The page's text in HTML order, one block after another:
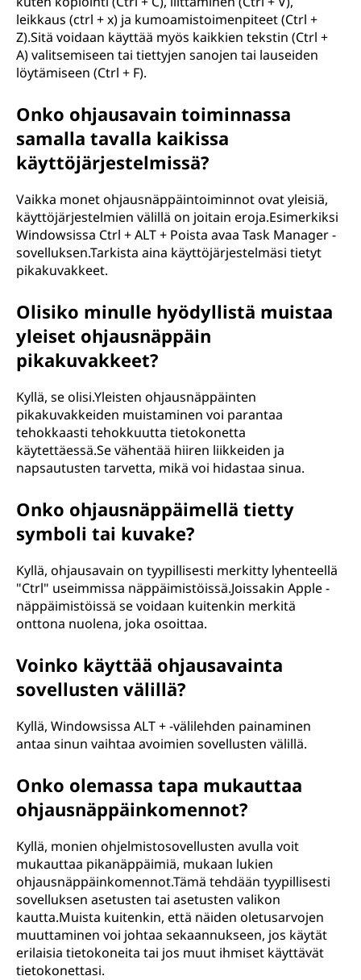
leikkaus (ctrl + x) ja kumoamistoimenpiteet (Ctrl +
Z).Sitä voidaan käyttää myös kaikkien tekstin (Ctrl +
A) valitsemiseen tai tiettyjen sanojen tai lauseiden
löytämiseen (Ctrl + F).
Onko ohjausavain toiminnassa
samalla tavalla kaikissa
käyttöjärjestelmissä?
Vaikka monet ohjausnäppäintoiminnot ovat yleisiä,
käyttöjärjestelmien välillä on joitain eroja.Esimerkiksi
Windowsissa Ctrl + ALT + Poista avaa Task Manager -
sovelluksen.Tarkista aina käyttöjärjestelmäsi tietyt
pikakuvakkeet.
Olisiko minulle hyödyllistä muistaa
yleiset ohjausnäppäin
pikakuvakkeet?
Kyllä, se olisi.Yleisten ohjausnäppäinten
pikakuvakkeiden muistaminen voi parantaa
tehokkaasti tehokkuutta tietokonetta
käytettäessä.Se vähentää hiiren liikkeiden ja
napsautusten tarvetta, mikä voi hidastaa sinua.
Onko ohjausnäppäimellä tietty
symboli tai kuvake?
Kyllä, ohjausavain on tyypillisesti merkitty lyhenteellä
"Ctrl" useimmissa näppäimistöissä.Joissakin Apple -
näppäimistöissä se voidaan kuitenkin merkitä
onttona nuolena, joka osoittaa.
Voinko käyttää ohjausavainta
sovellusten välillä?
Kyllä, Windowsissa ALT + -välilehden painaminen
antaa sinun vaihtaa avoimien sovellusten välillä.
Onko olemassa tapa mukauttaa
ohjausnäppäinkomennot?
Kyllä, monien ohjelmistosovellusten avulla voit
mukauttaa pikanäppäimiä, mukaan lukien
ohjausnäppäinkomennot.Tämä tehdään tyypillisesti
sovelluksen asetusten tai asetusten valikon
kautta.Muista kuitenkin, että näiden oletusarvojen
muuttaminen voi johtaa sekaannukseen, jos käytät
erilaisia tietokoneita tai jos muut ihmiset käyttävät
tietokonettasi.